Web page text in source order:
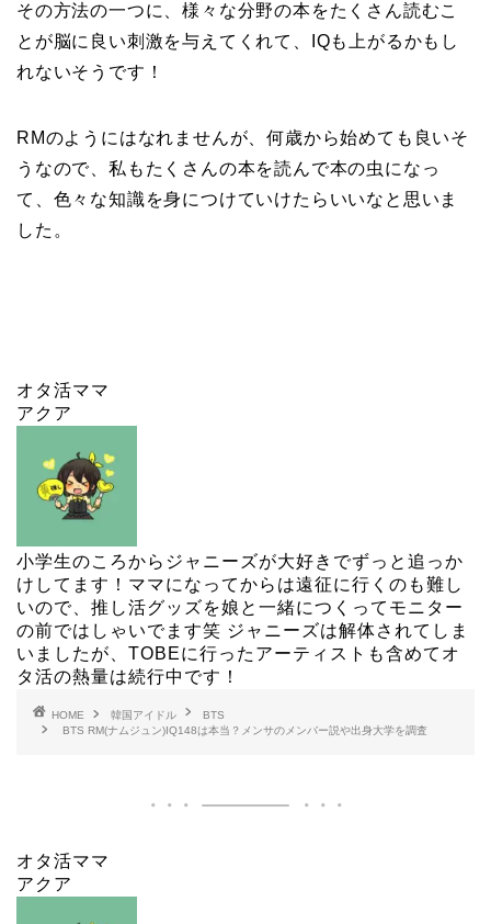
その方法の一つに、様々な分野の本をたくさん読むこ
とが脳に良い刺激を与えてくれて、IQも上がるかもし
れないそうです！
RMのようにはなれませんが、何歳から始めても良いそ
うなので、私もたくさんの本を読んで本の虫になっ
て、色々な知識を身につけていけたらいいなと思いま
した。
オタ活ママ
アクア
小学生のころからジャニーズが大好きでずっと追っか
けしてます！ママになってからは遠征に行くのも難し
いので、推し活グッズを娘と一緒につくってモニター
の前ではしゃいでます笑 ジャニーズは解体されてしま
いましたが、TOBEに行ったアーティストも含めてオ
タ活の熱量は続行中です！
HOME 韓国アイドル
BTS
BTS RM(ナムジュン)IQ148は本当？メンサのメンバー説や出身大学を調査
オタ活ママ
アクア